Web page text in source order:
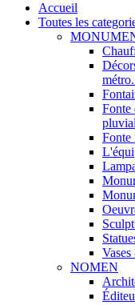
Accueil
Toutes les
Fonte
Fonte
NOMEN